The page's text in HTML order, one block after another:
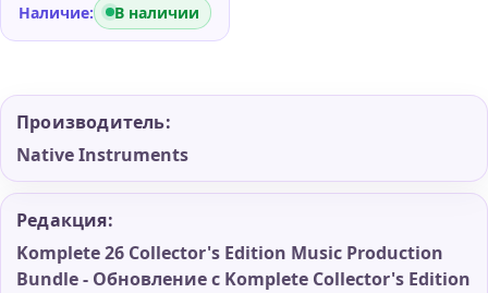
Наличие: В наличии
Производитель:
Native Instruments
Редакция:
Komplete 26 Collector's Edition Music Production
Bundle - Обновление с Komplete Collector's Edition